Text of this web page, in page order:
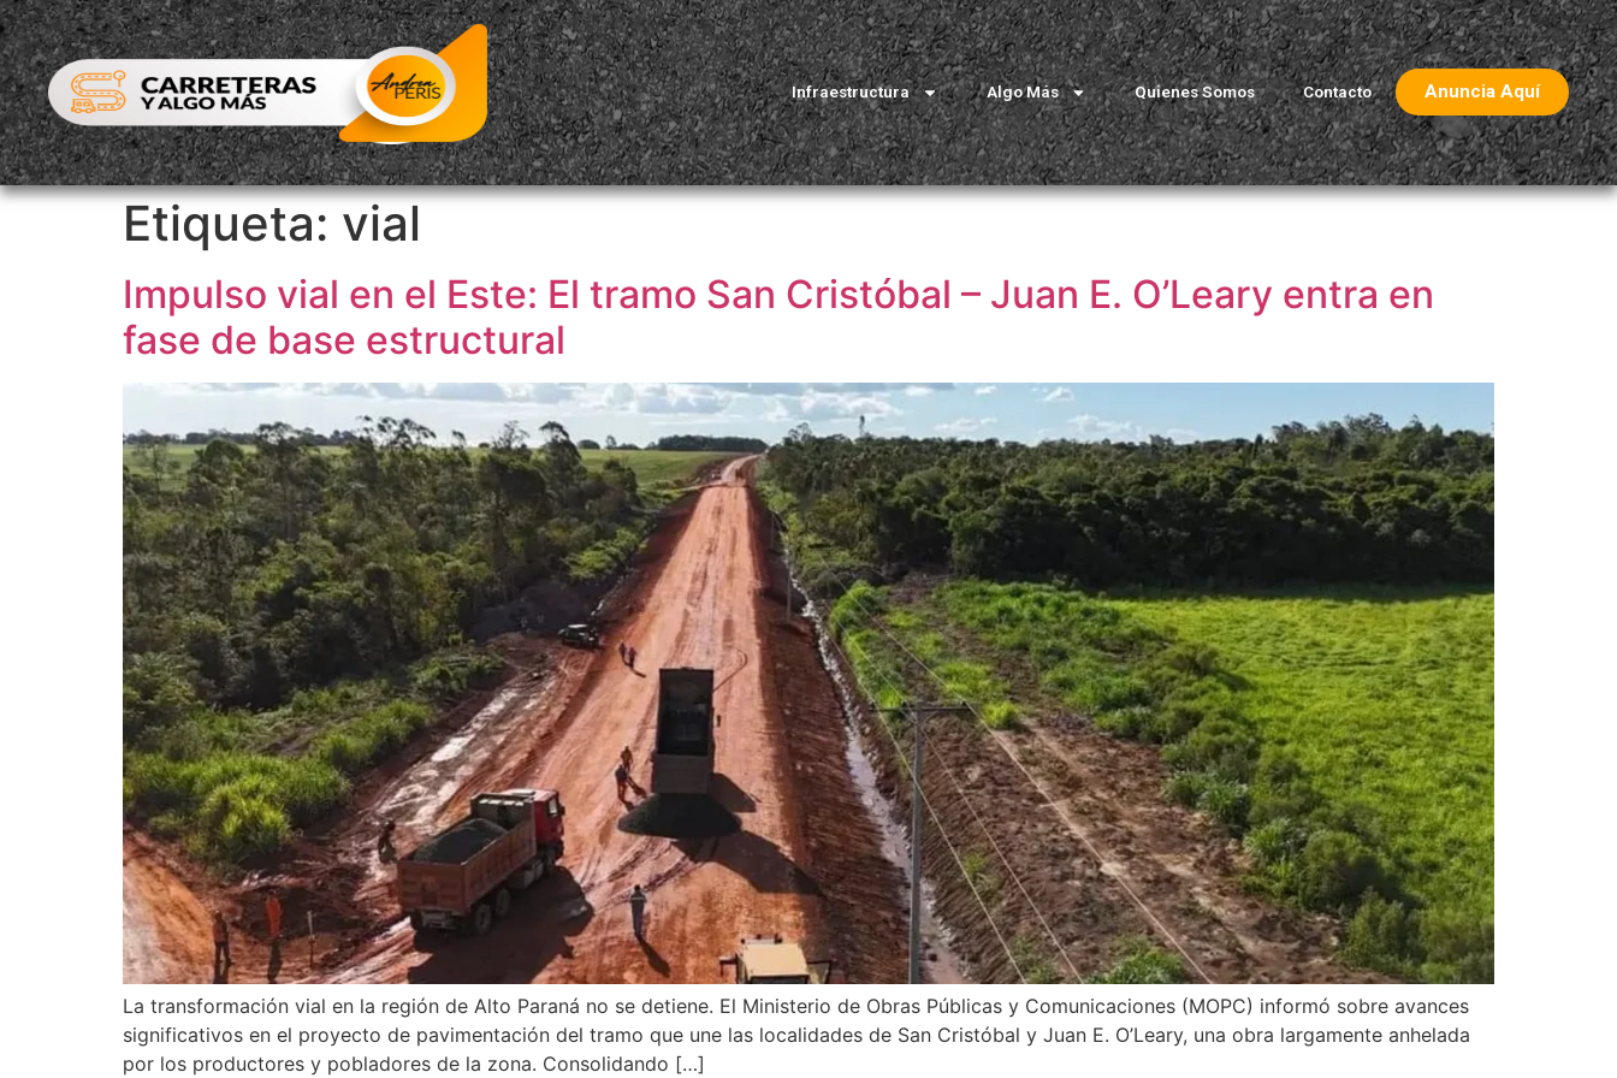
Anuncia Aquí
Infraestructura Algo Más Quienes Somos Contacto
Etiqueta: vial
Impulso vial en el Este: El tramo San Cristóbal – Juan E. O’Leary entra en
fase de base estructural
La transformación vial en la región de Alto Paraná no se detiene. El Ministerio de Obras Públicas y Comunicaciones (MOPC) informó sobre avances
significativos en el proyecto de pavimentación del tramo que une las localidades de San Cristóbal y Juan E. O’Leary, una obra largamente anhelada
por los productores y pobladores de la zona. Consolidando […]